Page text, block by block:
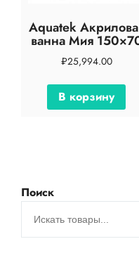
Aquatek
ванна Мия
₽25,994.00
В корзину
Поиск